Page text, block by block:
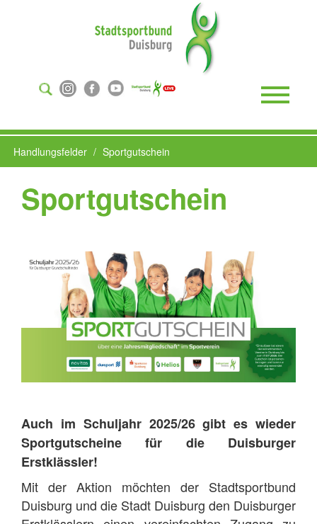
Suchen
Toggle
Handlungsfelder Sportgutschein
Sportgutschein
Auch im Schuljahr 2025/26 gibt es wieder
Sportgutscheine für die Duisburger
Erstklässler!
Mit der Aktion möchten der Stadtsportbund
Duisburg und die Stadt Duisburg den Duisburger